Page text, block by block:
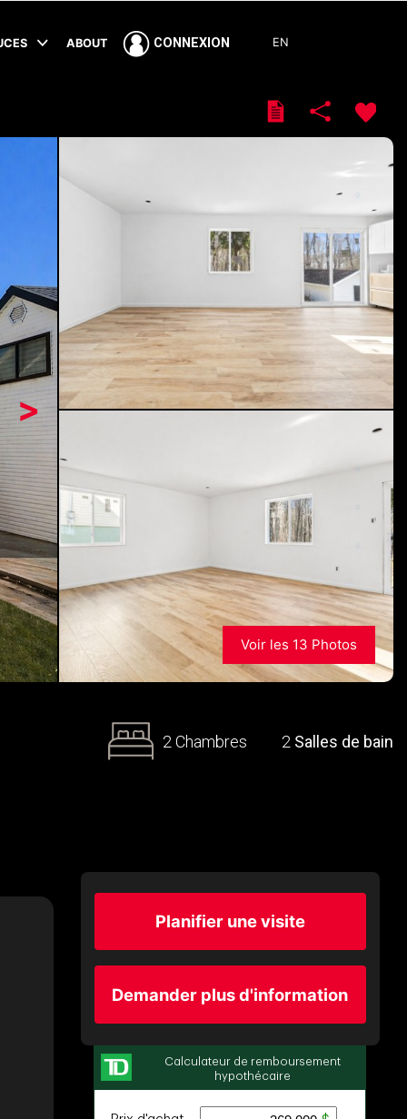
ABOUT CONNEXION EN
>
Voir les 13 Photos
2 Chambres 2 Salles de bain
Planifier une visite
Demander plus d'information